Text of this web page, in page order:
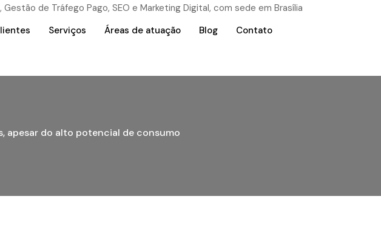
Serviços Áreas de atuação Blog Contato
apesar do alto potencial de consumo